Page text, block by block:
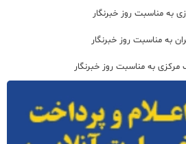
به مناسبت روز خبرنگار
به مناسبت روز خبرنگار
به مناسبت روز خبرنگار